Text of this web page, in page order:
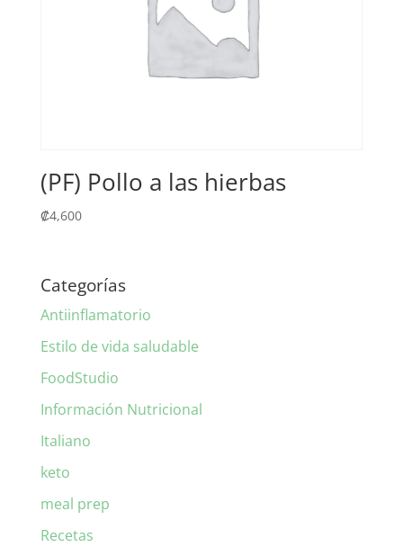
(PF) Pollo a las hierbas
₡4,600
Categorías
Antiinflamatorio
Estilo de vida saludable
FoodStudio
Información Nutricional
Italiano
keto
meal prep
Recetas